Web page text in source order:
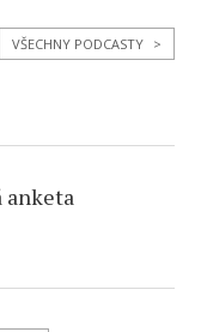
VŠECHNY PODCASTY >
anketa